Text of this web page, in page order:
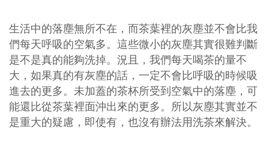
生活中的落塵無所不在，而茶葉裡的灰塵並不會比我
們每天呼吸的空氣多。這些微小的灰塵其實很難判斷
是不是真的能夠洗掉。況且，我們每天喝茶的量不
大，如果真的有灰塵的話，一定不會比呼吸的時候吸
進去的更多。未加蓋的茶杯所受到空氣中的落塵，可
能還比從茶葉裡面沖出來的更多。所以灰塵其實並不
是重大的疑慮，即使有，也沒有辦法用洗茶來解決。